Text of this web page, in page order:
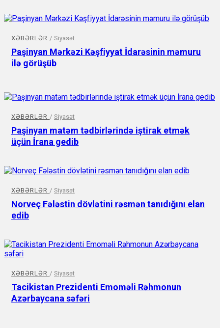
XƏBƏRLƏR / Siyasət
Paşinyan Mərkəzi Kəşfiyyat İdarəsinin məmuru
ilə görüşüb
XƏBƏRLƏR / Siyasət
Paşinyan matəm tədbirlərində iştirak etmək
üçün İrana gedib
XƏBƏRLƏR / Siyasət
Norveç Fələstin dövlətini rəsmən tanıdığını elan
edib
XƏBƏRLƏR / Siyasət
Tacikistan Prezidenti Emoməli Rəhmonun
Azərbaycana səfəri